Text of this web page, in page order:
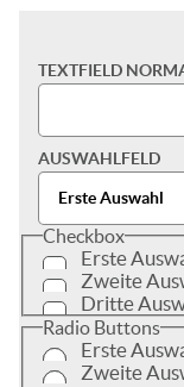
TEXTFIELD
AUSWAHLFELD
Checkbox
Erste
Zweite
Dritte
Radio Buttons
Erste
Zweite